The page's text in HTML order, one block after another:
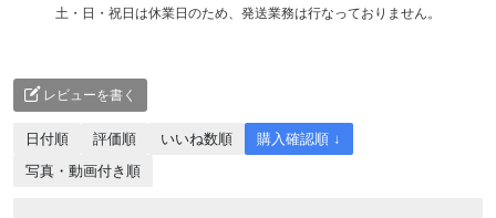
土・日・祝日は休業日のため、発送業務は行なっておりません。
レビューを書く
日付順 評価順 いいね数順
購入確認順 ↓
写真・動画付き順